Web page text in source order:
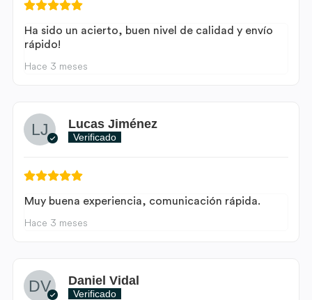
Ha sido un acierto, buen nivel de calidad y envío
rápido!
Hace 3 meses
Lucas Jiménez
Verificado
Muy buena experiencia, comunicación rápida.
Hace 3 meses
Daniel Vidal
Verificado